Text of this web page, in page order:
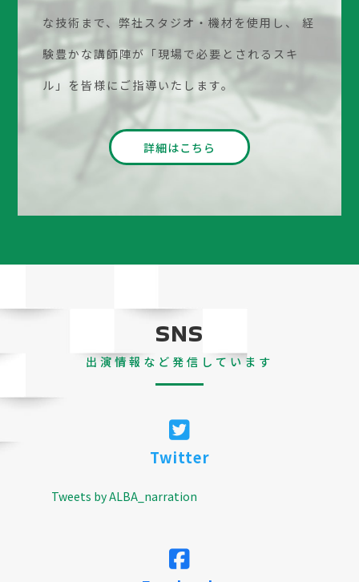
な技術まで、弊社スタジオ・機材を使用し、
経
験豊かな講師陣が「現場で必要とされるスキ
ル」を皆様にご指導いたします。
詳細はこちら
SNS
出演情報など発信しています
Twitter
Tweets by ALBA_narration